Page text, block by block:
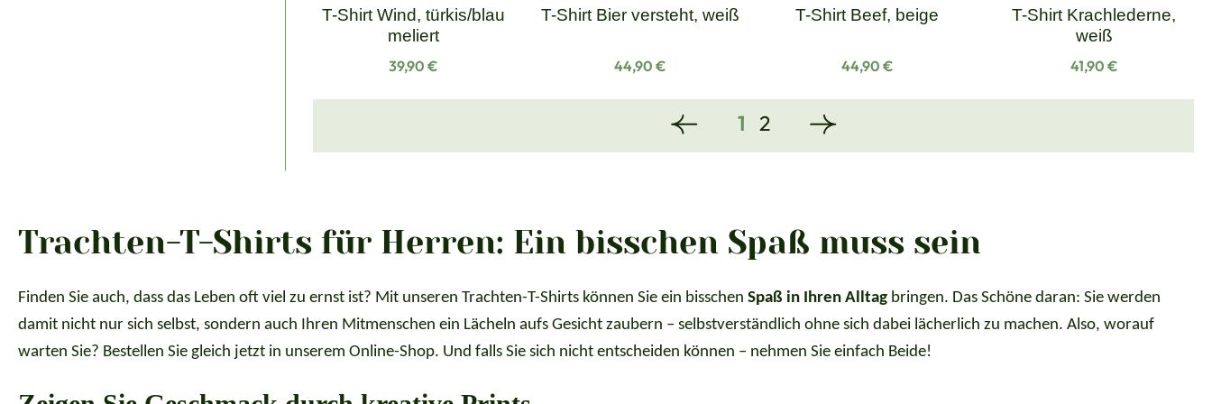
T-Shirt Wind, türkis/blau
meliert
Regulärer Preis:
39,90 €
T-Shirt Bier versteht, weiß
Regulärer Preis:
44,90 €
T-Shirt Beef, beige
Regulärer Preis:
44,90 €
T-Shirt Krachlederne,
weiß
Regulärer Preis:
41,90 €
Seite
1 Seite
2
Trachten-T-Shirts für Herren: Ein bisschen Spaß muss sein
Finden Sie auch, dass das Leben oft viel zu ernst ist? Mit unseren Trachten-T-Shirts können Sie ein bisschen Spaß in Ihren Alltag bringen. Das Schöne daran: Sie werden
damit nicht nur sich selbst, sondern auch Ihren Mitmenschen ein Lächeln aufs Gesicht zaubern – selbstverständlich ohne sich dabei lächerlich zu machen. Also, worauf
warten Sie? Bestellen Sie gleich jetzt in unserem Online-Shop. Und falls Sie sich nicht entscheiden können – nehmen Sie einfach Beide!